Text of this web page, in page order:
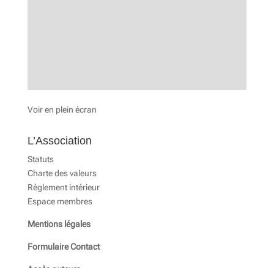
Voir en plein écran
L’Association
Statuts
Charte des valeurs
Règlement intérieur
Espace membres
Mentions légales
Formulaire Contact